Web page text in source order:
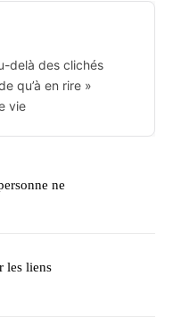
delà des clichés
qu’à en rire »
vie
ne
les liens